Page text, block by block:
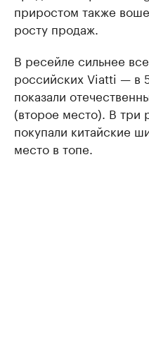
приростом также
росту продаж.
В ресейле сильнее
российских Viatti — в
показали
(второе место). В три
покупали китайские
место в топе.